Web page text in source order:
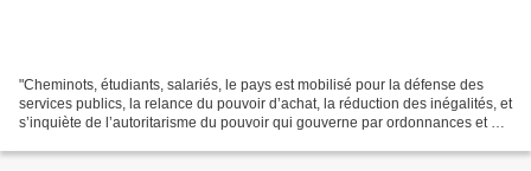
"Cheminots, étudiants, salariés, le pays est mobilisé pour la défense des
services publics, la relance du pouvoir d’achat, la réduction des inégalités, et
s’inquiète de l’autoritarisme du pouvoir qui gouverne par ordonnances et par